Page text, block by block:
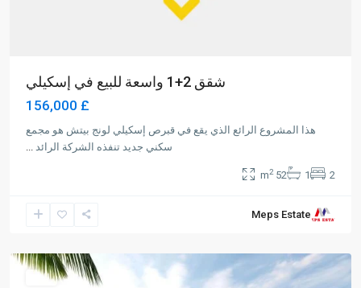
شقق 2+1 واسعة للبيع في إسكيلي
£ 156,000
هذا المشروع الرائع الذي يقع في قبرص إسكيلي لونج بيتش هو مجمع
سكني جديد تنفذه الشركة الرائد
2
1
52 m
2
Meps EstateAlsancak,
للبيع